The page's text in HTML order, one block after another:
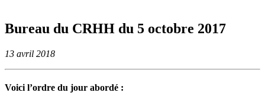
Bureau du CRHH du 5 octobre 2017
13 avril 2018
Voici l’ordre du jour abordé :